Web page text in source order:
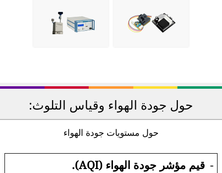
حول جودة الهواء وقياس التلوث:
حول مستويات جودة الهواء
- قيم مؤشر جودة الهواء (AQI).